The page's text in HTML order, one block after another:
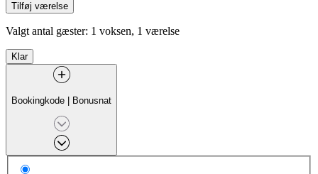
Tilføj værelse
Valgt antal gæster: 1 voksen, 1 værelse
Klar
Bookingkode | Bonusnat